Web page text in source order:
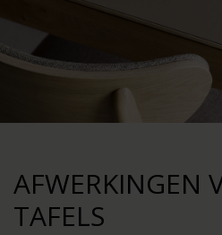
AFWERKINGEN
TAFELS